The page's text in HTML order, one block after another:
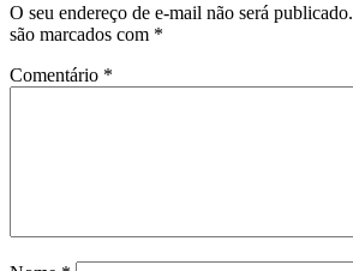
O seu endereço de e-mail não será publicado.
são marcados com *
Comentário *